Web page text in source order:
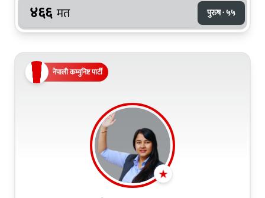
४६६ मत पुरुष · ५५
नेपाली कम्युनिष्ट पार्टी